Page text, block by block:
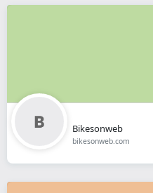
Bikesonweb
bikesonweb.com